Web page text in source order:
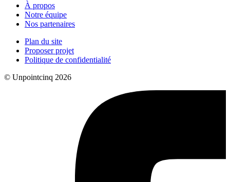
À propos
Notre équipe
Nos partenaires
Plan du site
Proposer projet
Politique de confidentialité
© Unpointcinq 2026